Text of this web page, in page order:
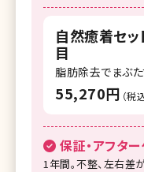
湘南美容クリ
自然癒着セッ
目
脂肪除去でまぶた
55,270円 （税
保証・アフタ
1年間。不整、左右差